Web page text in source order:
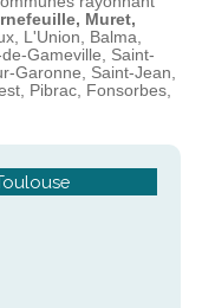
Muret,
L'Union, Balma,
Gameville, Saint-
Garonne, Saint-Jean,
Pibrac, Fonsorbes,